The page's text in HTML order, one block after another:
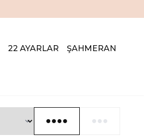
22 AYARLAR ŞAHMERAN